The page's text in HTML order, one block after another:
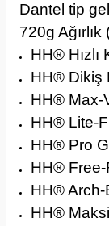
Dantel tip
720g
HH® Hızlı
HH® Dikiş
HH® Max-
HH® Lite-
HH® Pro
HH® Free-
HH® Arch-
HH®